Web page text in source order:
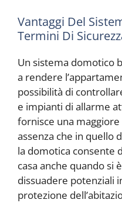
Vantaggi Del
Termini Di
Un sistema domotico
a rendere
possibilità di
e impianti di allarme
fornisce una
assenza che in quello
la domotica consente
casa anche quando si
dissuadere potenziali
protezione